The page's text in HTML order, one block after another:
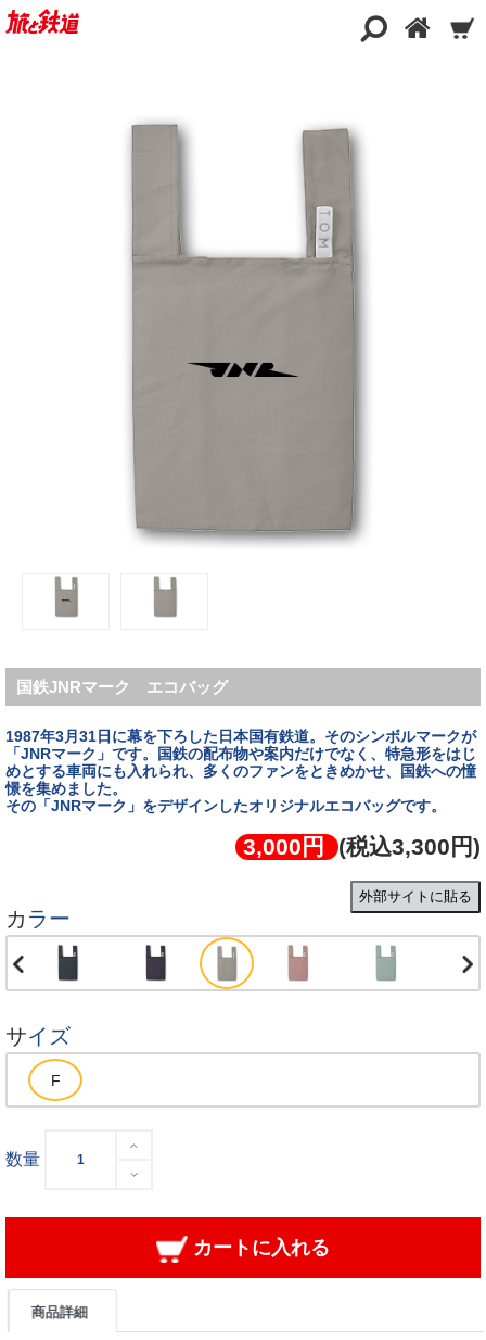
国鉄JNRマーク エコバッグ
1987年3月31日に幕を下ろした日本国有鉄道。そのシンボルマークが
「JNRマーク」です。国鉄の配布物や案内だけでなく、特急形をはじ
めとする車両にも入れられ、多くのファンをときめかせ、国鉄への憧
憬を集めました。
その「JNRマーク」をデザインしたオリジナルエコバッグです。
3,000円 (税込3,300円)
外部サイトに貼る
カラー
サイズ
数量
カートに入れる
商品詳細